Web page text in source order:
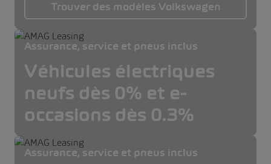
Trouver des modèles Volkswagen
Assurance, service et pneus inclus
Véhicules électriques
neufs dès 0% et e-
occasions dès 0.3%
Assurance, service et pneus inclus